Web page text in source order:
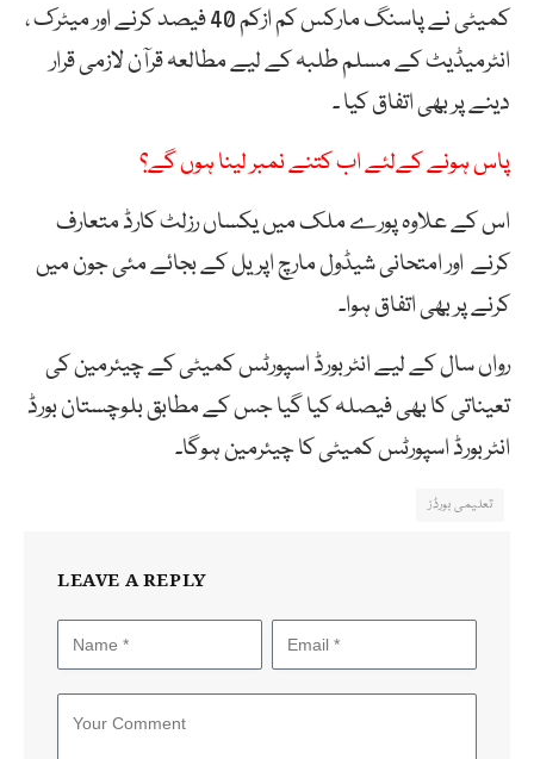
کمیٹی نے پاسنگ مارکس کم ازکم 40 فیصد کرنے اور میٹرک ،
انٹرمیڈیٹ کے مسلم طلبہ کے لیے مطالعہ قرآن لازمی قرار
دینے پر بھی اتفاق کیا ۔
پاس ہونے کےلئے اب کتنے نمبر لینا ہوں گے؟
اس کے علاوہ پورے ملک میں یکساں رزلٹ کارڈ متعارف
کرنے اور امتحانی شیڈول مارچ اپریل کے بجائے مئی جون میں
کرنے پر بھی اتفاق ہوا۔
رواں سال کے لیے انٹربورڈ اسپورٹس کمیٹی کے چیئرمین کی
تعیناتی کا بھی فیصلہ کیا گیا جس کے مطابق بلوچستان بورڈ
انٹربورڈ اسپورٹس کمیٹی کا چیئرمین ہوگا۔
تعلیمی بورڈز
LEAVE A REPLY